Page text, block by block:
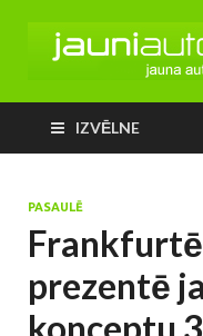
IZVĒLNE
PASAULĒ
prezentē